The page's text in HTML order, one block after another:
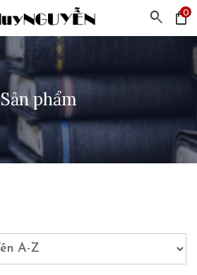
search shopping_bag
0
Sản phẩm